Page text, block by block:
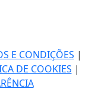
E CONDIÇÕES |
DE COOKIES |